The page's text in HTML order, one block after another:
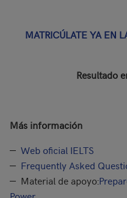
MATRICÚLATE YA EN
Resultado
Más información
Web oficial IELTS
Frequently Asked
Material de apoyo: